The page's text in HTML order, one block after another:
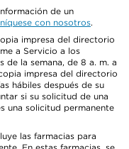
de un
con nosotros.
impresa del directorio
a Servicio a los
de la semana, de 8 a. m. a
impresa del directorio
hábiles después de su
si su solicitud de una
una solicitud permanente
las farmacias para